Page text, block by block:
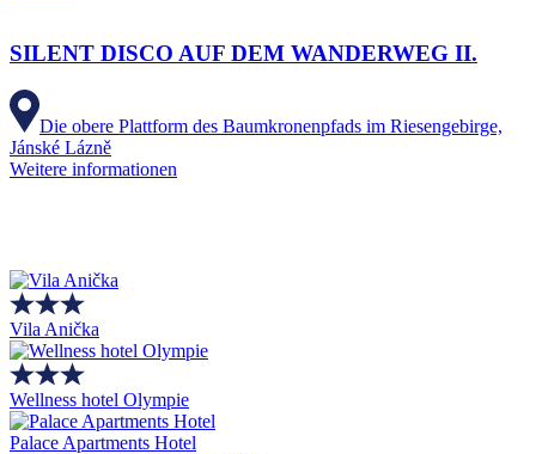
SILENT DISCO AUF DEM WANDERWEG II.
Die obere Plattform des Baumkronenpfads im Riesengebirge,
Jánské Lázně
Weitere informationen
Vila Anička
Wellness hotel Olympie
Palace Apartments Hotel